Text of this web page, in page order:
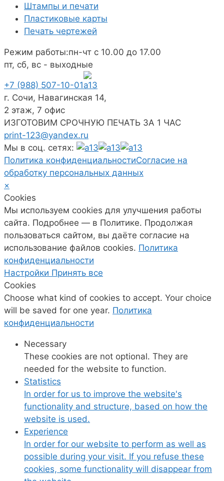
Штампы и печати
Пластиковые карты
Печать чертежей
Режим работы:пн-чт с 10.00 до 17.00
пт, сб, вс - выходные
+7 (988) 507-10-01
г. Сочи, Навагинская 14,
2 этаж, 7 офис
ИЗГОТОВИМ СРОЧНУЮ ПЕЧАТЬ ЗА 1 ЧАС
print-123@yandex.ru
Мы в соц. сетях:
Политика конфиденциальностиСогласие на
обработку персональных данных
×
Cookies
Мы используем cookies для улучшения работы
сайта. Подробнее — в Политике. Продолжая
пользоваться сайтом, вы даёте согласие на
использование файлов cookies. Политика
конфиденциальности
Настройки Принять все
Cookies
Choose what kind of cookies to accept. Your choice
will be saved for one year. Политика
конфиденциальности
Necessary
These cookies are not optional. They are
needed for the website to function.
Statistics
In order for us to improve the website's
functionality and structure, based on how the
website is used.
Experience
In order for our website to perform as well as
possible during your visit. If you refuse these
cookies, some functionality will disappear from